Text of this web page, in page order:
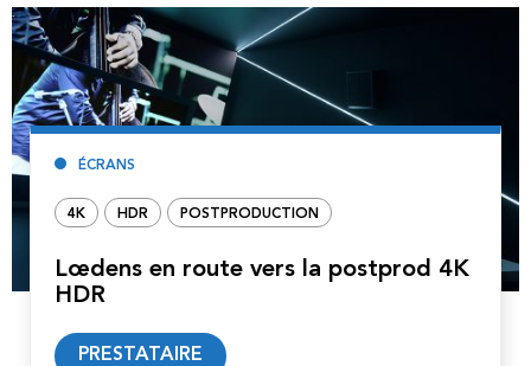
ÉCRANS
4K HDR POSTPRODUCTION
Lœdens en route vers la postprod 4K
HDR
PRESTATAIRE